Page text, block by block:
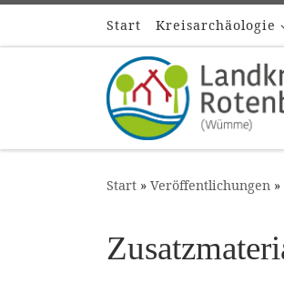
Zum Inhalt springen
Start Kreisarchäologie
Start » Veröffentlichungen »